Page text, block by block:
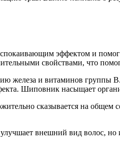
эффектом и
свойствами, что
железа и витаминов группы
Шиповник насыщает
сказывается на
внешний вид волос, но